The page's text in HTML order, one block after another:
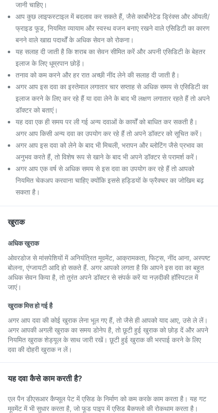
जानी चाहिए।
आप कुछ लाइफस्टाइल में बदलाव कर सकते हैं, जैसे कार्बोनेटेड ड्रिंक्स और ऑयली/
फ्राइड फूड, नियमित व्यायाम और स्वस्थ वजन बनाए रखने वाले एसिडिटी का कारण
बनने वाले खाद्य पदार्थों के अधिक सेवन को रोकना।
यह सलाह दी जाती है कि शराब का सेवन सीमित करें और अपनी एसिडिटी के बेहतर
इलाज के लिए धूम्रपान छोड़ें।
तनाव को कम करने और हर रात अच्छी नींद लेने की सलाह दी जाती है।
अगर आप इस दवा का इस्तेमाल लगातार चार सप्ताह से अधिक समय से एसिडिटी का
इलाज करने के लिए कर रहे हैं या दवा लेने के बाद भी लक्षण लगातार रहते हैं तो अपने
डॉक्टर को बताएं।
यह दवा एक ही समय पर ली गई अन्य दवाओं के कार्यों को बाधित कर सकती है।
अगर आप किसी अन्य दवा का उपयोग कर रहे हैं तो अपने डॉक्टर को सूचित करें।
अगर आप इस दवा को लेने के बाद भी मिचली, भरापन और ब्लोटिंग जैसे प्रभाव का
अनुभव करते हैं, तो विशेष रूप से खाने के बाद भी अपने डॉक्टर से परामर्श करें।
अगर आप एक वर्ष से अधिक समय से इस दवा का उपयोग कर रहे हैं तो आपको
नियमित चेकअप करवाना चाहिए क्योंकि इससे हड्डियों के फ्रैक्चर का जोखिम बढ़
सकता है।
खुराक
अधिक खुराक
ओवरडोज से मांसपेशियों में अनियंत्रित मूवमेंट, आक्रामकता, फिट्स, नींद आना, अस्पष्ट
बोलना, एंग्जायटी आदि हो सकते हैं. अगर आपको लगता है कि आपने इस दवा का बहुत
अधिक सेवन किया है, तो तुरंत अपने डॉक्टर से संपर्क करें या नज़दीकी हॉस्पिटल में
जाएं।
खुराक मिस हो गई है
अगर आप दवा की कोई खुराक लेना भूल गए हैं, तो जैसे ही आपको याद आए, उसे ले लें।
अगर आपकी अगली खुराक का समय डोनेप है, तो छूटी हुई खुराक को छोड़ दें और अपने
नियमित खुराक शेड्यूल के साथ जारी रखें। छूटी हुई खुराक की भरपाई करने के लिए
दवा की दोहरी खुराक न लें।
यह दवा कैसे काम करती है?
एल पैन डीएसआर कैप्सूल पेट में एसिड के निर्माण को कम करके काम करता है। यह गट
मूवमेंट में भी सुधार करता है, जो फूड पाइप में एसिड बैकफ्लो की रोकथाम करता है।